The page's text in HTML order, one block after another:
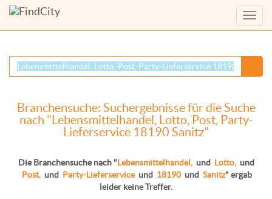
Menü
Branchensuche: Suchergebnisse für die Suche
nach "Lebensmittelhandel, Lotto, Post, Party-
Lieferservice 18190 Sanitz"
Die Branchensuche nach "Lebensmittelhandel, und Lotto, und
Post, und Party-Lieferservice und 18190 und Sanitz" ergab
leider keine Treffer.